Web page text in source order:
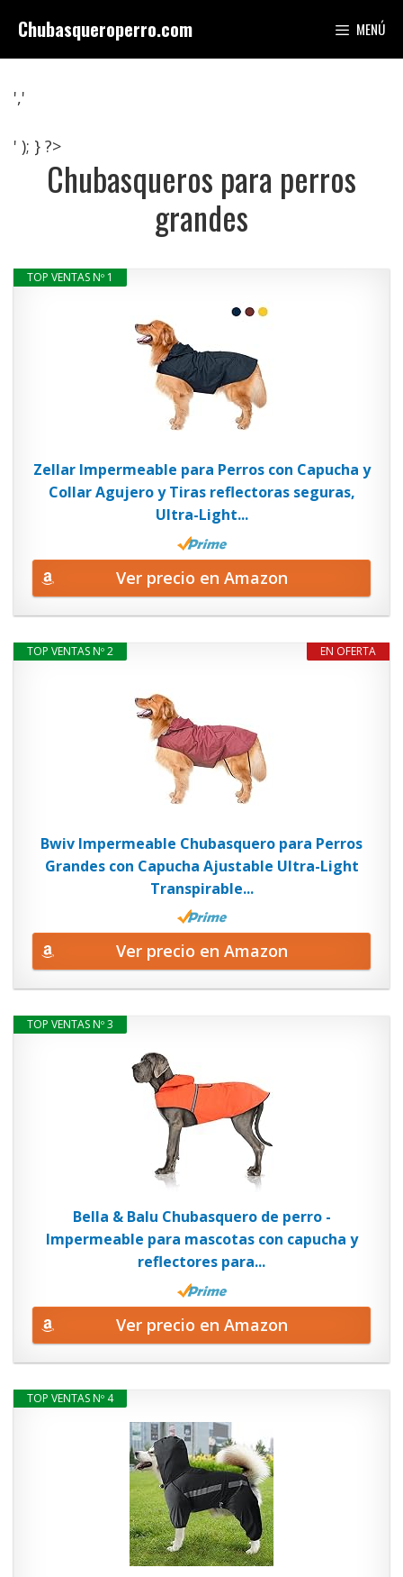
contenido
Chubasqueroperro.com MENÚ
','
' ); } ?>
Chubasqueros para perros
grandes
TOP VENTAS Nº 1
Zellar Impermeable para Perros con Capucha y
Collar Agujero y Tiras reflectoras seguras,
Ultra-Light...
Ver precio en Amazon
EN OFERTA
TOP VENTAS Nº 2
Bwiv Impermeable Chubasquero para Perros
Grandes con Capucha Ajustable Ultra-Light
Transpirable...
Ver precio en Amazon
TOP VENTAS Nº 3
Bella & Balu Chubasquero de perro -
Impermeable para mascotas con capucha y
reflectores para...
Ver precio en Amazon
TOP VENTAS Nº 4